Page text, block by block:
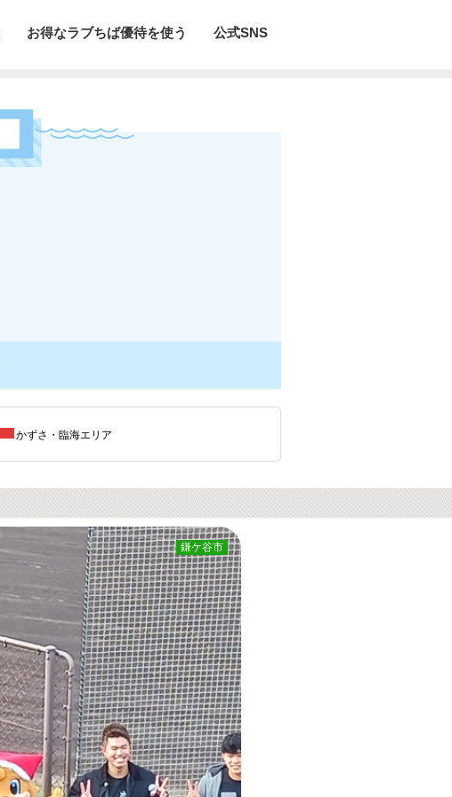
お得なラブちば優待を使う 公式SNS
かずさ・臨海エリア
鎌ケ谷市